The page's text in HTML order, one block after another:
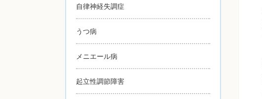
自律神経失調症
うつ病
メニエール病
起立性調節障害